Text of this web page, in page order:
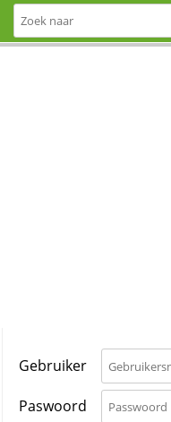
Gebruiker
Paswoord